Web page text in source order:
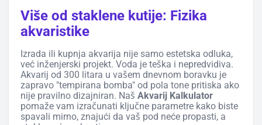
Više od staklene kutije: Fizika
akvaristike
Izrada ili kupnja akvarija nije samo estetska odluka,
već inženjerski projekt. Voda je teška i nepredvidiva.
Akvarij od 300 litara u vašem dnevnom boravku je
zapravo "tempirana bomba" od pola tone pritiska ako
nije pravilno dizajniran. Naš Akvarij Kalkulator
pomaže vam izračunati ključne parametre kako biste
spavali mirno, znajući da vaš pod neće propasti, a